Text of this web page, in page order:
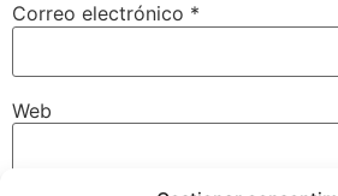
Correo electrónico *
Web